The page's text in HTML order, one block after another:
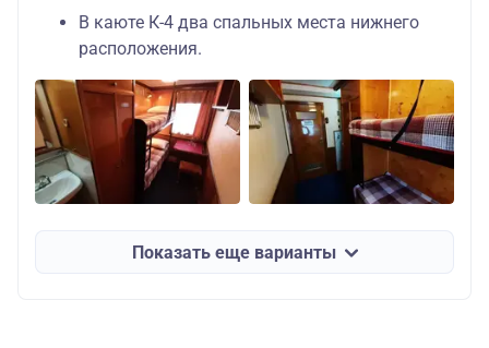
В каюте К-4 два спальных места нижнего
расположения.
Показать еще варианты